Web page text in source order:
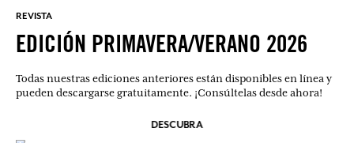
REVISTA
EDICIÓN PRIMAVERA/VERANO 2026
Todas nuestras ediciones anteriores están disponibles en línea y
pueden descargarse gratuitamente. ¡Consúltelas desde ahora!
DESCUBRA